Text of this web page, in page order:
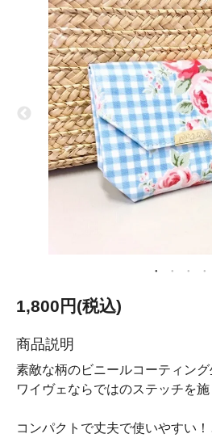
1,800円(税込)
商品説明
素敵な柄のビニールコーティング
ワイヴェならではのステッチを
コンパクトで丈夫で使いやすい